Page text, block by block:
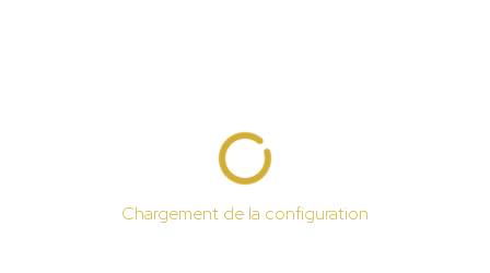
Chargement de la configuration